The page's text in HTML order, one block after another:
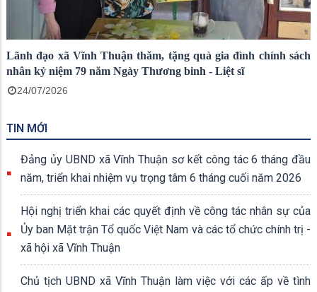
Lãnh đạo xã Vĩnh Thuận thăm, tặng quà gia đình chính sách
nhân kỷ niệm 79 năm Ngày Thương binh - Liệt sĩ
24/07/2026
TIN MỚI
Đảng ủy UBND xã Vĩnh Thuận sơ kết công tác 6 tháng đầu
năm, triển khai nhiệm vụ trọng tâm 6 tháng cuối năm 2026
Hội nghị triển khai các quyết định về công tác nhân sự của
Ủy ban Mặt trận Tổ quốc Việt Nam và các tổ chức chính trị -
xã hội xã Vĩnh Thuận
Chủ tịch UBND xã Vĩnh Thuận làm việc với các ấp về tình